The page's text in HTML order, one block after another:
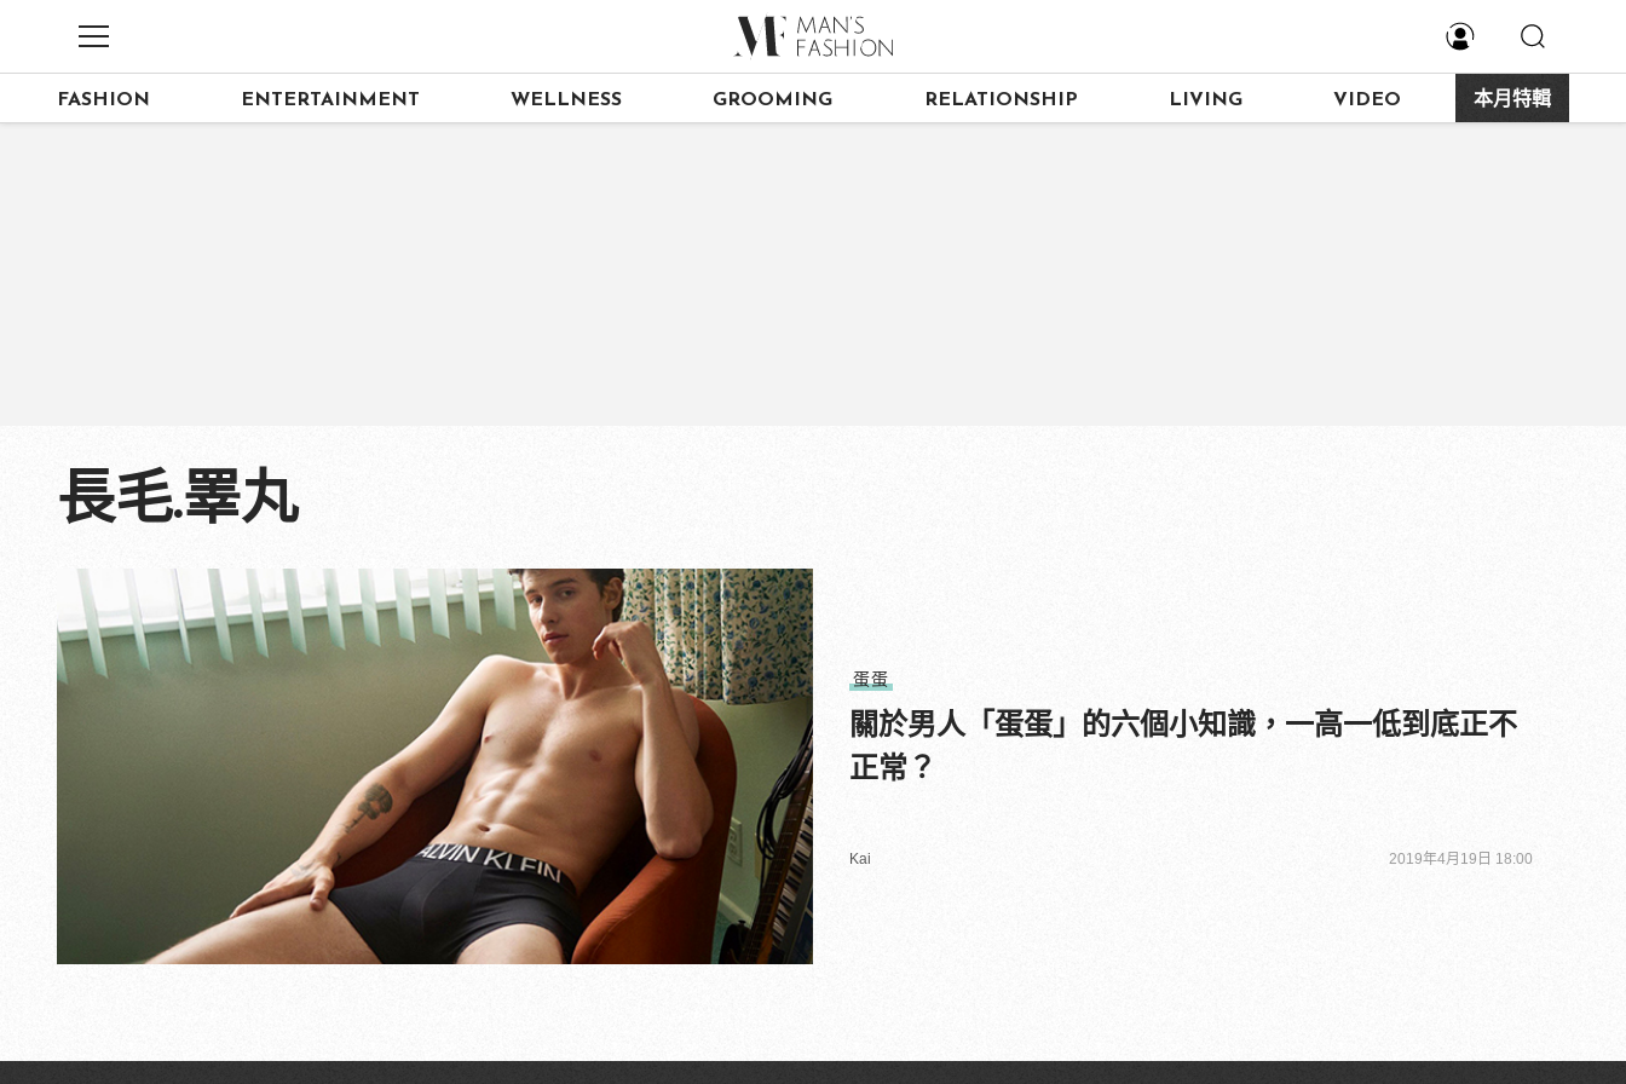
FASHION ENTERTAINMENT WELLNESS GROOMING RELATIONSHIP LIVING VIDEO 本月特輯
長毛.睪丸
蛋蛋
關於男人「蛋蛋」的六個小知識，一高一低到底正不
正常？
Kai 2019年4月19日 18:00